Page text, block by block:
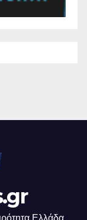
Ελλάδα